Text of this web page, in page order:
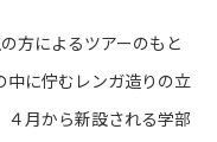
方によるツアーのもと
中に佇むレンガ造りの立
月から新設される学部